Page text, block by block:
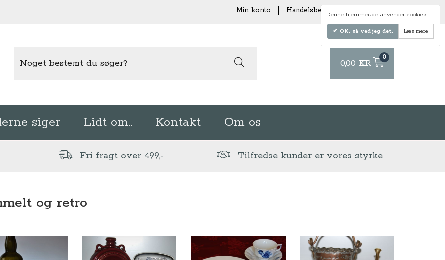
Min konto Handelsbetingelser
0,00 KR
0
siger Lidt om.. Kontakt Om os
Fri fragt over 499,- Tilfredse kunder er vores styrke
og retro
Denne hjemmeside anvender cookies.
OK, så ved jeg det. Læs mere